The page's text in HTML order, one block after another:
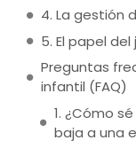
4. La gestión
5. El papel
Preguntas
infantil (FAQ)
1. ¿Cómo
baja a una